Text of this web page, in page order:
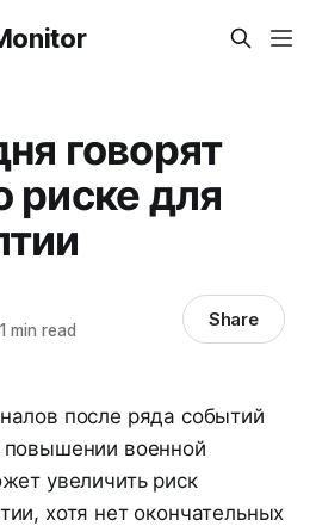
говорят
риске для
min read Share
после ряда событий
повышении военной
увеличить риск
хотя нет окончательных